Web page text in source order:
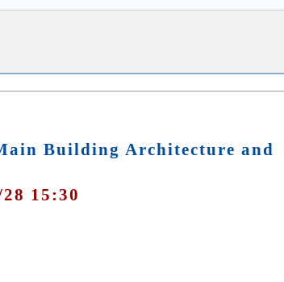
Building Architecture and
15:30